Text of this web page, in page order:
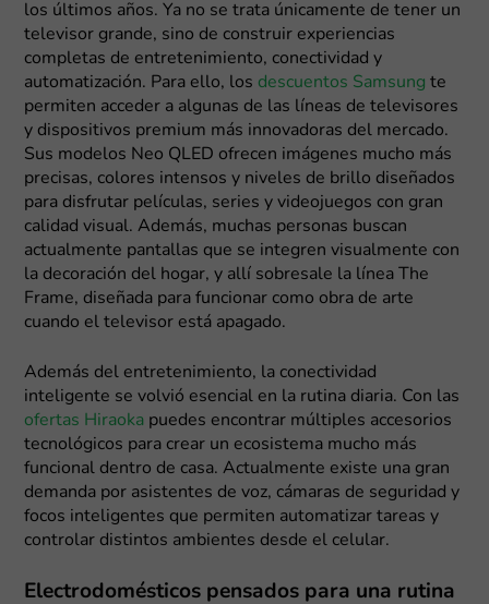
los últimos años. Ya no se trata únicamente de tener un
televisor grande, sino de construir experiencias
completas de entretenimiento, conectividad y
automatización. Para ello, los descuentos Samsung te
permiten acceder a algunas de las líneas de televisores
y dispositivos premium más innovadoras del mercado.
Sus modelos Neo QLED ofrecen imágenes mucho más
precisas, colores intensos y niveles de brillo diseñados
para disfrutar películas, series y videojuegos con gran
calidad visual. Además, muchas personas buscan
actualmente pantallas que se integren visualmente con
la decoración del hogar, y allí sobresale la línea The
Frame, diseñada para funcionar como obra de arte
cuando el televisor está apagado.
Además del entretenimiento, la conectividad
inteligente se volvió esencial en la rutina diaria. Con las
ofertas Hiraoka puedes encontrar múltiples accesorios
tecnológicos para crear un ecosistema mucho más
funcional dentro de casa. Actualmente existe una gran
demanda por asistentes de voz, cámaras de seguridad y
focos inteligentes que permiten automatizar tareas y
controlar distintos ambientes desde el celular.
Electrodomésticos pensados para una rutina